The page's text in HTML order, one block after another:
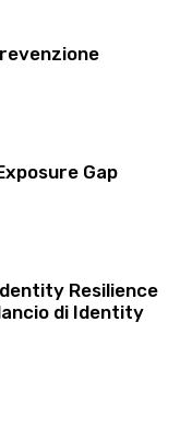
Gap
Resilience
di Identity